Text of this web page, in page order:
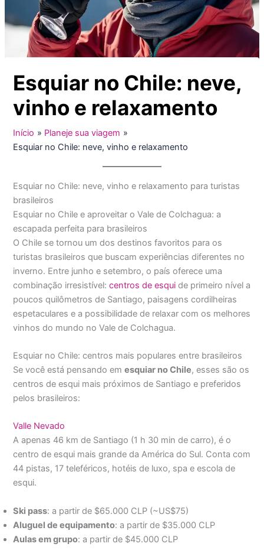
Esquiar no Chile: neve,
vinho e relaxamento
Início
Planeje sua viagem
Esquiar no Chile: neve, vinho e relaxamento
Esquiar no Chile: neve, vinho e relaxamento para turistas
brasileiros
Esquiar no Chile e aproveitar o Vale de Colchagua: a
escapada perfeita para brasileiros
O Chile se tornou um dos destinos favoritos para os
turistas brasileiros que buscam experiências diferentes no
inverno. Entre junho e setembro, o país oferece uma
combinação irresistível:centros de esqui de primeiro nível a
poucos quilômetros de Santiago, paisagens cordilheiras
espetaculares e a possibilidade de relaxar com os melhores
vinhos do mundo no Vale de Colchagua.
Esquiar no Chile: centros mais populares entre brasileiros
Se você está pensando emesquiar no Chile, esses são os
centros de esqui mais próximos de Santiago e preferidos
pelos brasileiros:
Valle Nevado
A apenas 46 km de Santiago (1 h 30 min de carro), é o
centro de esqui mais grande da América do Sul. Conta com
44 pistas, 17 teleféricos, hotéis de luxo, spa e escola de
esqui.
Ski pass: a partir de $65.000 CLP (~US$75)
Aluguel de equipamento: a partir de $35.000 CLP
Aulas em grupo: a partir de $45.000 CLP